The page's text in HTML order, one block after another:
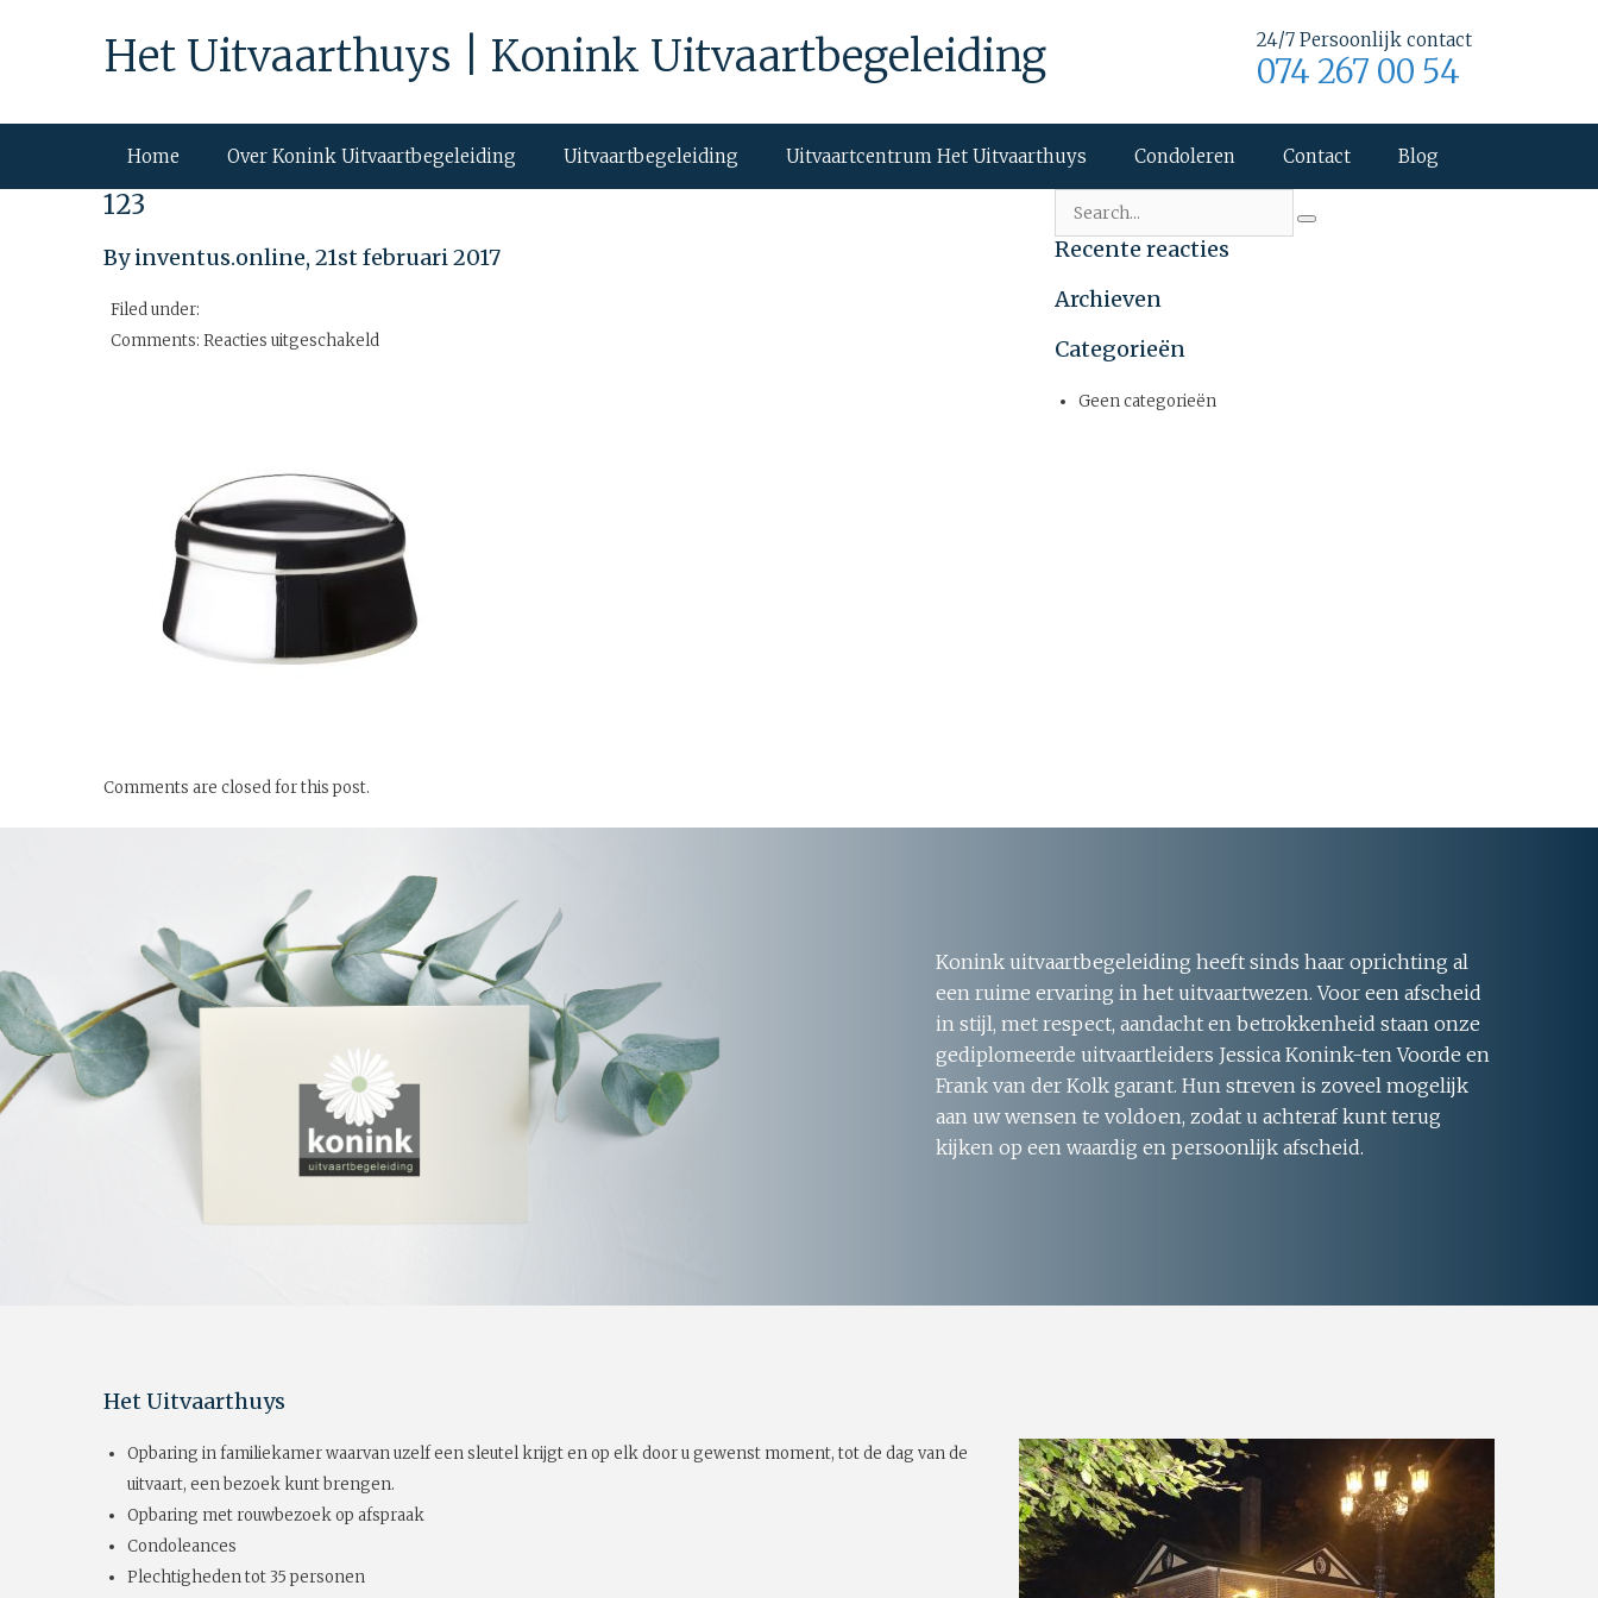
Het Uitvaarthuys | Konink Uitvaartbegeleiding 24/7 Persoonlijk contact
074 267 00 54
Home Over Konink Uitvaartbegeleiding Uitvaartbegeleiding Uitvaartcentrum Het Uitvaarthuys Condoleren Contact Blog
123
By inventus.online, 21st februari 2017
Filed under:
Comments: Reacties uitgeschakeld
Comments are closed for this post.
Recente reacties
Archieven
Categorieën
Geen categorieën
Konink uitvaartbegeleiding heeft sinds haar oprichting al
een ruime ervaring in het uitvaartwezen. Voor een afscheid
in stijl, met respect, aandacht en betrokkenheid staan onze
gediplomeerde uitvaartleiders Jessica Konink-ten Voorde en
Frank van der Kolk garant. Hun streven is zoveel mogelijk
aan uw wensen te voldoen, zodat u achteraf kunt terug
kijken op een waardig en persoonlijk afscheid.
Het Uitvaarthuys
Opbaring in familiekamer waarvan uzelf een sleutel krijgt en op elk door u gewenst moment, tot de dag van de
uitvaart, een bezoek kunt brengen.
Opbaring met rouwbezoek op afspraak
Condoleances
Plechtigheden tot 35 personen